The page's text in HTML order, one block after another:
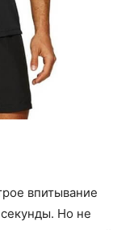
впитывание
секунды. Но не